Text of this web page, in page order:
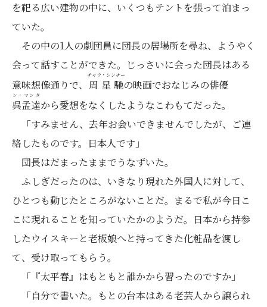
を祀る広い建物の中に、いくつもテントを張って泊まっ
ていた。
その中の1人の劇団員に団長の居場所を尋ね、ようやく
会って話すことができた。じっさいに会った団長はある
意味想像通りで、 周星馳
チャウ・シンチー
の映画でおなじみの俳優
呉孟達
ン・マンタ
から愛想をなくしたようなこわもてだった。
「すみません、去年お会いできませんでしたが、ご連
絡したものです。日本人です」
団長はだまったままでうなずいた。
ふしぎだったのは、いきなり現れた外国人に対して、
ひとつも動じたところがないことだ。まるで私が今日こ
こに現れることを知っていたかのようだ。日本から持参
したウイスキーと老板娘へと持ってきた化粧品を渡し
て、受け取ってもらう。
「『太平春』はもともと誰かから習ったのですか」
「自分で書いた。もとの台本はある老芸人から譲られ